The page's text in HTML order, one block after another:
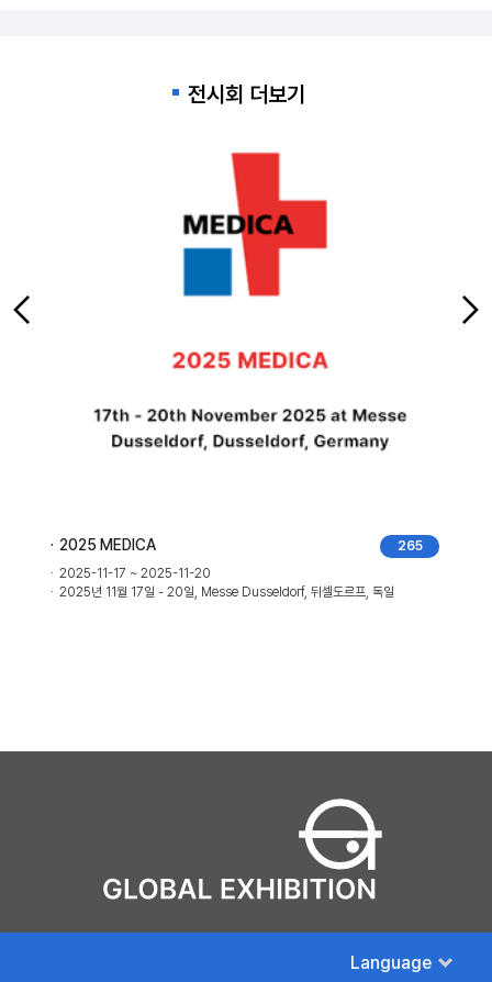
전시회 더보기
265
2025 MEDICA
2025-11-17 ~ 2025-11-20
2025년 11월 17일 - 20일, Messe Dusseldorf, 뒤셀도르프, 독일
Language